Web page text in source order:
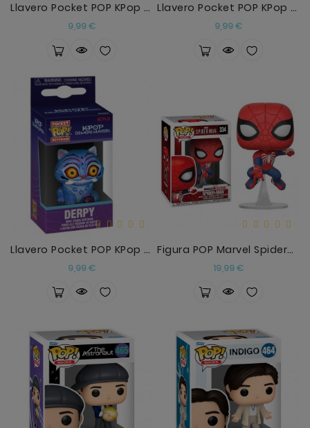
Llavero Pocket POP KPop Demon Hunters Rumi
9,99 €Precio
Llavero Pocket POP KPop Demon Hunters Mira
9,99 €Precio
Llavero Pocket POP KPop Demon Hunters Derpy
9,99 €Precio
Figura POP Marvel Spiderman
19,99 €Precio